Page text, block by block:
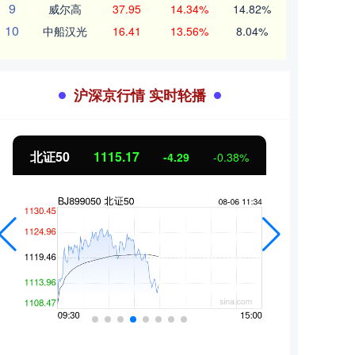
9 威尔高 37.95 14.34% 14.82%
10 中船汉光 16.41 13.56% 8.04%
沪深京行情 实时轮播
北证50 1115.17 -4.29 -0.38%